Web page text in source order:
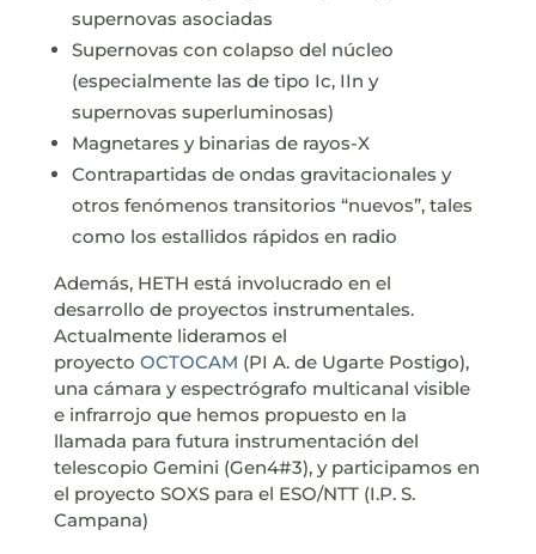
supernovas asociadas
Supernovas con colapso del núcleo
(especialmente las de tipo Ic, IIn y
supernovas superluminosas)
Magnetares y binarias de rayos-X
Contrapartidas de ondas gravitacionales y
otros fenómenos transitorios “nuevos”, tales
como los estallidos rápidos en radio
Además, HETH está involucrado en el
desarrollo de proyectos instrumentales.
Actualmente lideramos el
proyecto OCTOCAM (PI A. de Ugarte Postigo),
una cámara y espectrógrafo multicanal visible
e infrarrojo que hemos propuesto en la
llamada para futura instrumentación del
telescopio Gemini (Gen4#3), y participamos en
el proyecto SOXS para el ESO/NTT (I.P. S.
Campana)